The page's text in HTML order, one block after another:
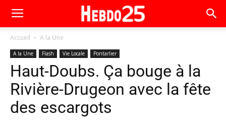
Accueil A la Une
A la Une Flash Vie Locale Pontarlier
Haut-Doubs. Ça bouge à la
Rivière-Drugeon avec la fête
des escargots